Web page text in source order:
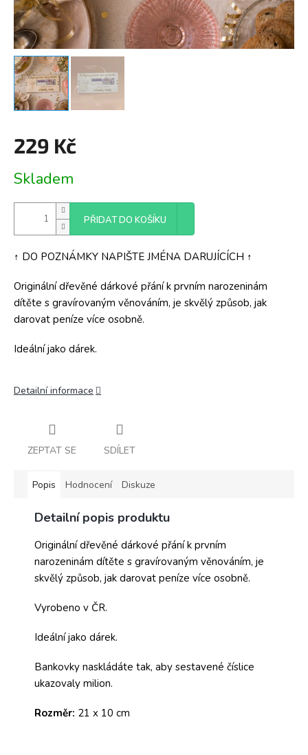
229 Kč
cena:
Skladem
PŘIDAT DO KOŠÍKU
↑ DO POZNÁMKY NAPIŠTE JMÉNA DARUJÍCÍCH ↑
Originální dřevěné dárkové přání k prvním narozeninám
dítěte s gravírovaným věnováním, je skvělý způsob, jak
darovat peníze více osobně.
Ideální jako dárek.
Detailní informace
ZEPTAT SE SDÍLET
Popis Hodnocení Diskuze
Detailní popis produktu
Originální dřevěné dárkové přání k prvním
narozeninám dítěte s gravírovaným věnováním, je
skvělý způsob, jak darovat peníze více osobně.
Vyrobeno v ČR.
Ideální jako dárek.
Bankovky naskládáte tak, aby sestavené číslice
ukazovaly milion.
Rozměr: 21 x 10 cm